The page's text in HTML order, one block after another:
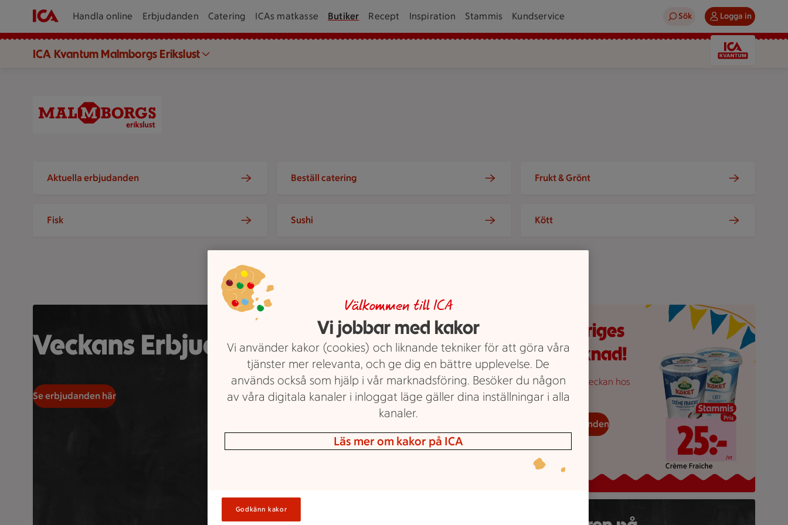
Handla online Erbjudanden Catering ICAs matkasse Butiker Recept Inspiration Stammis Kundservice Sök Logga in
ICA Kvantum Malmborgs Erikslust
ICA Kvantum Malmborgs Erikslust logo
En mobiltelefon visar bilder av olika livsmedel bredvid ett hjärta med bokstaven M.
Veckans Erbjudanden
Se erbjudanden här
Aktuella erbjudanden Beställ catering Frukt & Grönt
Fisk Sushi Kött
Pinsa 20 kronor styck, Creme fraiche 25 kronor styck.
Hela Sveriges
matmarknad!
Handla för hela veckan hos
oss.
Veckans erbjudanden
Välkommen till ICA
Vi jobbar med kakor
Vi använder kakor (cookies) och liknande tekniker för att göra våra
tjänster mer relevanta, och ge dig en bättre upplevelse. De
används också som hjälp i vår marknadsföring. Besöker du någon
av våra digitala kanaler i inloggat läge gäller dina inställningar i alla
kanaler.
Läs mer om kakor på ICA
Godkänn kakor